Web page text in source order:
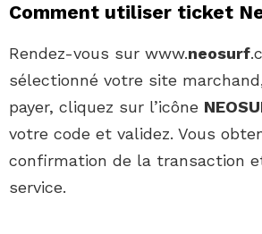
Comment utiliser ticket
Rendez-vous sur www.neosurf
sélectionné votre site
payer, cliquez sur l’icône
votre code et validez. Vous
confirmation de la transaction
service.